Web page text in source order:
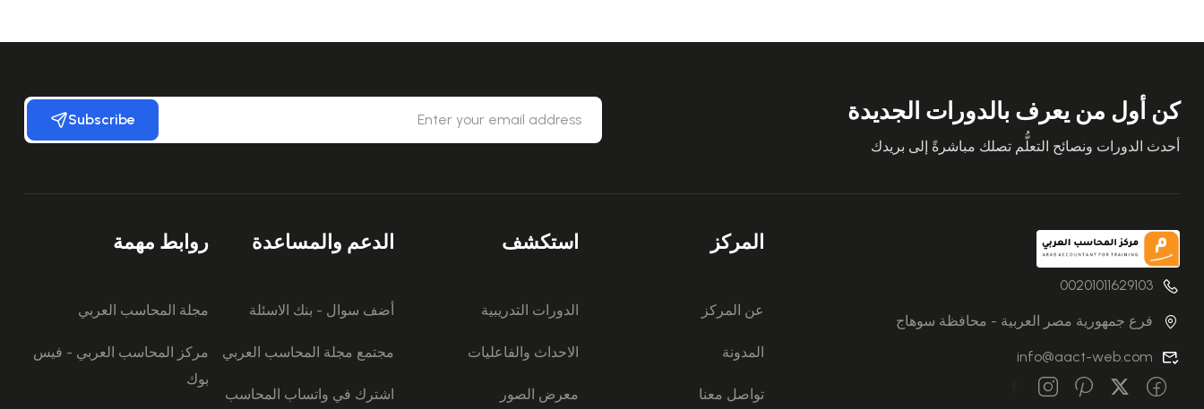
كن أول من يعرف بالدورات الجديدة
أحدث الدورات ونصائح التعلُّم تصلك مباشرةً إلى بريدك
Subscribe
00201011629103
فرع جمهورية مصر العربية - محافظة سوهاج
info@aact-web.com
المركز
عن المركز
المدونة
تواصل معنا
استكشف
الدورات التدريبية
الاحداث والفاعليات
معرض الصور
الدعم والمساعدة
أضف سوال - بنك الاسئلة
مجتمع مجلة المحاسب العربي
اشترك في واتساب المحاسب
روابط مهمة
مجلة المحاسب العربي
مركز المحاسب العربي - فيس
بوك